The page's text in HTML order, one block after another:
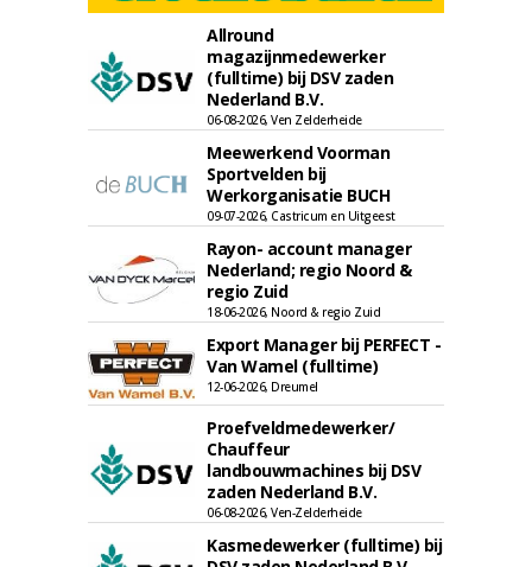
Allround
magazijnmedewerker
(fulltime) bij DSV zaden
Nederland B.V.
06-08-2026, Ven Zelderheide
Meewerkend Voorman
Sportvelden bij
Werkorganisatie BUCH
09-07-2026, Castricum en Uitgeest
Rayon- account manager
Nederland; regio Noord &
regio Zuid
18-06-2026, Noord & regio Zuid
Export Manager bij PERFECT -
Van Wamel (fulltime)
12-06-2026, Dreumel
Proefveldmedewerker/
Chauffeur
landbouwmachines bij DSV
zaden Nederland B.V.
06-08-2026, Ven-Zelderheide
Kasmedewerker (fulltime) bij